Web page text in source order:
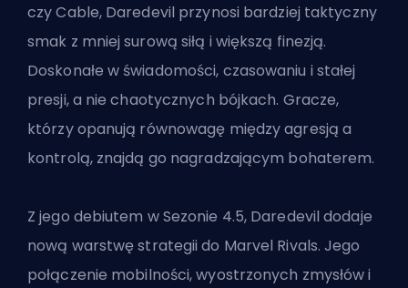
czy Cable, Daredevil przynosi bardziej taktyczny
smak z mniej surową siłą i większą finezją.
Doskonałe w świadomości, czasowaniu i stałej
presji, a nie chaotycznych bójkach. Gracze,
którzy opanują równowagę między agresją a
kontrolą, znajdą go nagradzającym bohaterem.
Z jego debiutem w Sezonie 4.5, Daredevil dodaje
nową warstwę strategii do Marvel Rivals. Jego
połączenie mobilności, wyostrzonych zmysłów i